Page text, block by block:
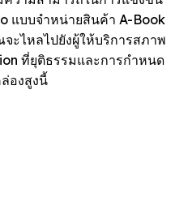
แบบจำหน่ายสินค้า A-Book
ะไหลไปยังผู้ให้บริการสภาพ
ที่ยุติธรรมและการกำหนด
องสูงนี้